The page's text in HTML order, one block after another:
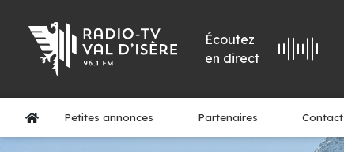
Écoutez
en direct
Petites annonces Partenaires Contact